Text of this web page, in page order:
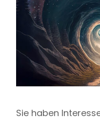
Sie haben